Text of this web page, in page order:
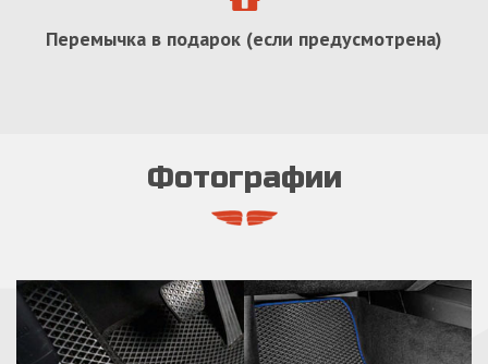
Перемычка в подарок (если предусмотрена)
Фотографии